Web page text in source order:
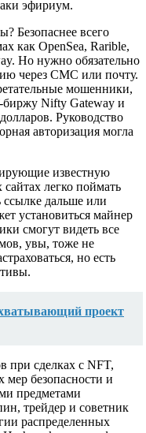
эфириум.
Безопаснее всего
как OpenSea, Rarible,
Но нужно обязательно
через СМС или почту.
мошенники,
биржу Nifty Gateway и
Руководство
авторизация могла
известную
легко поймать
ссылке дальше или
установиться майнер
смогут видеть все
увы, тоже не
но есть
проект
при сделках с NFT,
мер безопасности и
предметами
трейдер и советник
распределенных